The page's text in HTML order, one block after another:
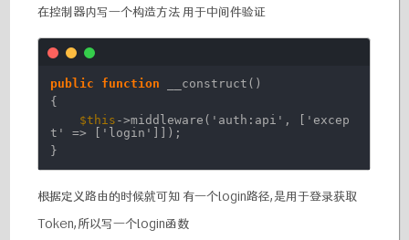
在控制器内写一个构造方法 用于中间件验证
public function
__construct()
{
$this ->middleware( 'auth:api' , [
'excep
t'
=> [ 'login'
]]);
}
根据定义路由的时候就可知 有一个login路径,是用于登录获取
Token,所以写一个login函数